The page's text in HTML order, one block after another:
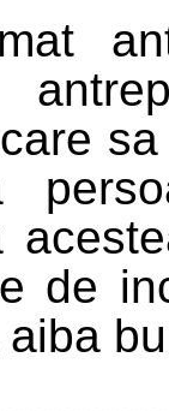
de
aiba